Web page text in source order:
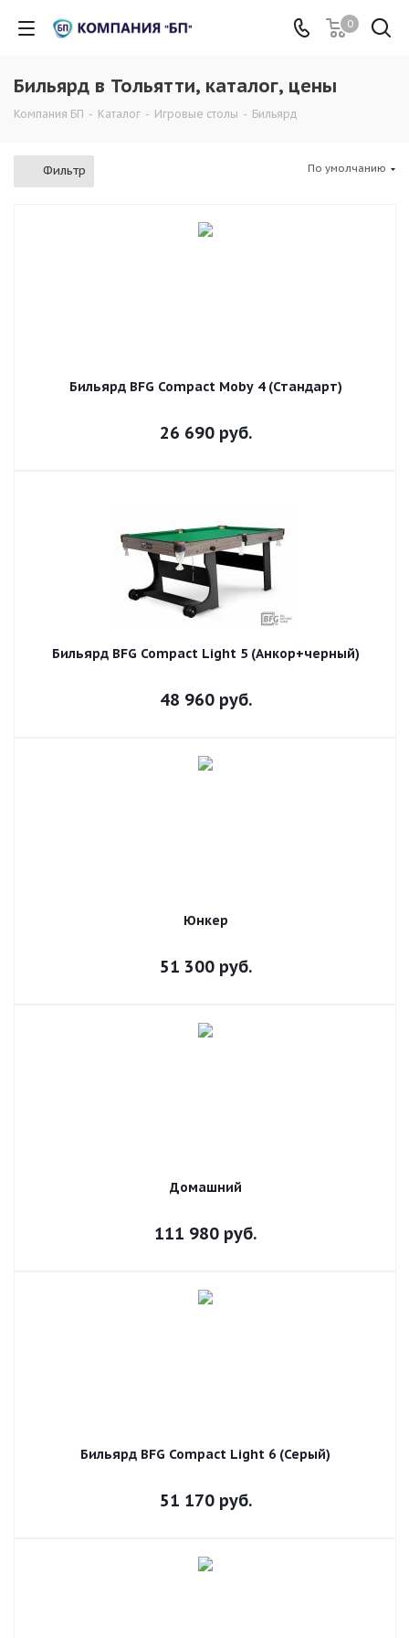
0
Бильяpд в Тольятти, каталог, цены
Компания БП - Каталог - Игровые столы - Бильяpд
Фильтр По умолчанию
Бильярд BFG Compact Moby 4 (Стандарт)
26 690руб.
Бильярд BFG Compact Light 5 (Анкор+черный)
48 960руб.
Юнкер
51 300руб.
Домашний
111 980 руб.
Бильярд BFG Compact Light 6 (Серый)
51 170руб.